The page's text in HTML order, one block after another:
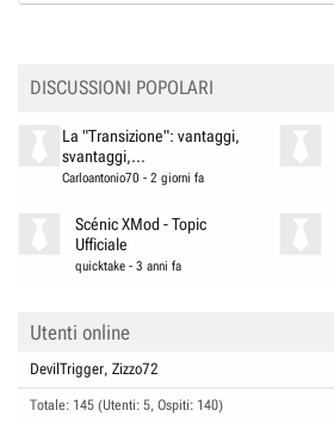
DISCUSSIONI POPOLARI
La "Transizione": vantaggi,
svantaggi,...
Carloantonio70 - 2 giorni fa
Scénic XMod - Topic
Ufficiale
quicktake -3 anni fa
Utenti online
DevilTrigger Zizzo72
Totale: 145 (Utenti: 5, Ospiti: 140)